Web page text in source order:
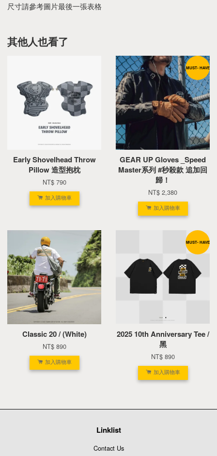
尺寸請參考圖片最後一張表格
其他人也看了
Early Shovelhead Throw
Pillow 造型抱枕
NT$ 790
加入購物車
MUST- HAVE
GEAR UP Gloves _Speed
Master系列 #秒殺款 追加回
歸！
NT$ 2,380
加入購物車
Classic 20 / (White)
NT$ 890
加入購物車
MUST- HAVE
2025 10th Anniversary Tee /
黑
NT$ 890
加入購物車
Linklist
Contact Us